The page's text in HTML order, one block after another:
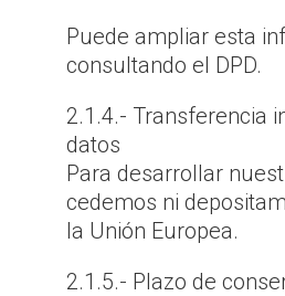
Puede ampliar esta
consultando el DPD.
2.1.4.- Transferencia
datos
Para desarrollar
cedemos ni
la Unión Europea.
2.1.5.- Plazo de